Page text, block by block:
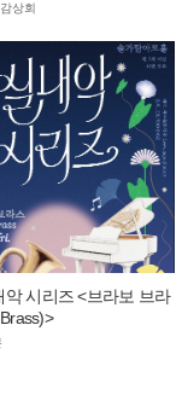
상회
악 시리즈 <브라보 브라